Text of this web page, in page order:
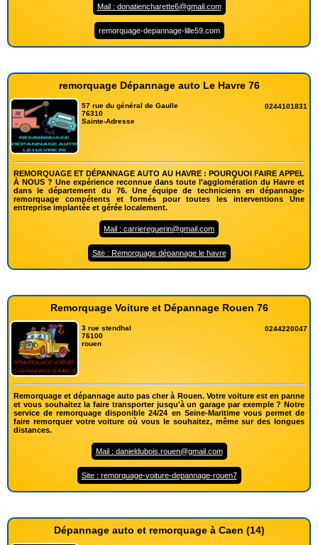
Mail : donatiencharette6@gmail.com
remorquage-depannage-lille59.com
remorquage Dépannage auto Le Havre 76
57 rue du général de Gaulle
76310
Sainte-Adresse
0244101831
REMORQUAGE ET DÉPANNAGE AUTO AU HAVRE : POURQUOI FAIRE APPEL
À NOUS ? Une expérience reconnue dans toute l’agglomération du Havre et
dans le département du 76. Une équipe de techniciens en dépannage-
remorquage compétents et formés pour toutes les interventions Une
entreprise implantée et gérée localement.
Mail : carriereguerin@gmail.com
Site : Remorquage dépannage le havre
Remorquage Voiture et Dépannage Rouen 76
3 rue stendhal
76100
rouen
0244220047
Remorquage et dépannage auto pas cher à Rouen. Votre voiture est en panne
et vous souhaitez la faire transporter jusqu'à un garage par exemple ? Notre
service de remorquage disponible 24/24 en Seine-Maritime vous permet de
faire remorquer votre voiture où vous le souhaitez, même sur des longues
distances.
Mail : danieldubois.rouen@gmail.com
Site : remorquage-voiture-depannage-rouen7
Dépannage auto et remorquage à Caen (14)